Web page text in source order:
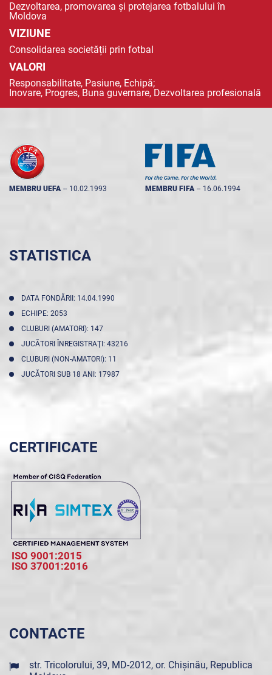
Dezvoltarea, promovarea și protejarea fotbalului în
Moldova
VIZIUNE
Consolidarea societății prin fotbal
VALORI
Responsabilitate, Pasiune, Echipă;
Inovare, Progres, Buna guvernare, Dezvoltarea profesională
MEMBRU UEFA -- 10.02.1993 MEMBRU FIFA -- 16.06.1994
STATISTICA
DATA FONDĂRII: 14.04.1990
ECHIPE: 2053
CLUBURI (AMATORI): 147
JUCĂTORI ÎNREGISTRAŢI: 43216
CLUBURI (NON-AMATORI): 11
JUCĂTORI SUB 18 ANI: 17987
CERTIFICATE
ISO 9001:2015
ISO 37001:2016
CONTACTE
str. Tricolorului, 39, MD-2012, or. Chișinău, Republica